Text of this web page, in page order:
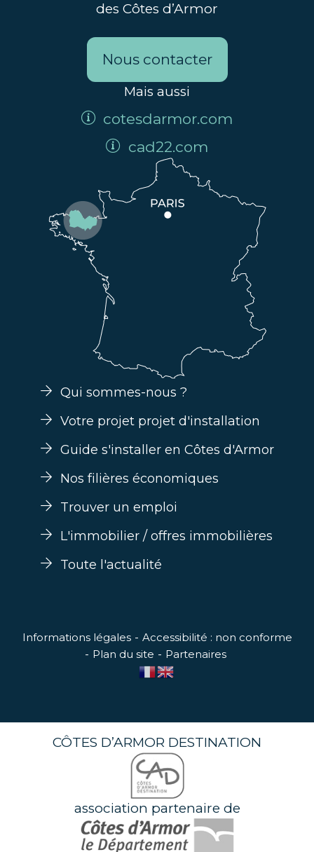
des Côtes d’Armor
Nous contacter
Mais aussi
cotesdarmor.com
cad22.com
Qui sommes-nous ?
Votre projet projet d'installation
Guide s'installer en Côtes d'Armor
Nos filières économiques
Trouver un emploi
L'immobilier / offres immobilières
Toute l'actualité
Informations légales
Accessibilité : non conforme
Plan du site
Partenaires
CÔTES D’ARMOR DESTINATION
association partenaire de